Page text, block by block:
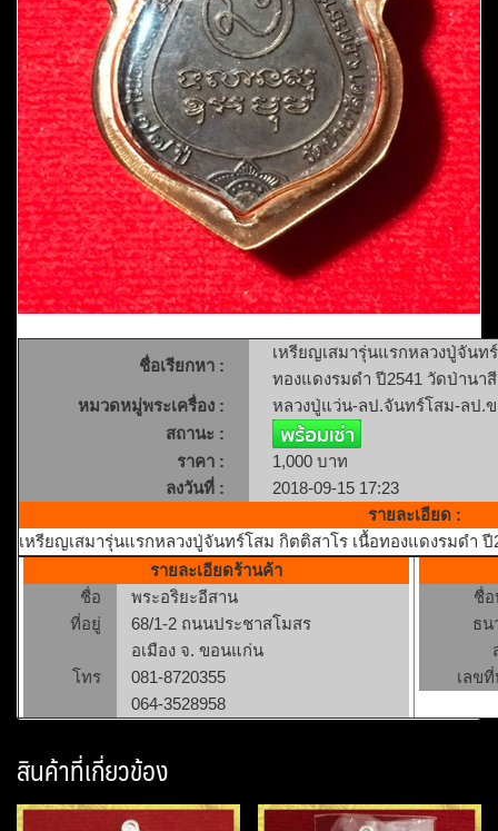
ชื่อเรียกหา :
เหรียญเสมารุ่นแรกหลวงปู่จันท
ทองแดงรมดำ ปี2541 วัดป่านา
หมวดหมู่พระเครื่อง :
หลวงปู่แว่น-ลป.จันทร์โสม-ลป.
สถานะ :
ราคา :
1,000 บาท
ลงวันที่ :
2018-09-15 17:23
รายละเอียด :
เหรียญเสมารุ่นแรกหลวงปู่จันทร์โสม กิตติสาโร เนื้อทองแดงรมดำ
รายละเอียดร้านค้า
ชื่อ
พระอริยะอีสาน
ที่อยู่
68/1-2 ถนนประชาสโมสร
อเมือง จ. ขอนแก่น
โทร
081-8720355
064-3528958
ชื่
ธน
เลข
สินค้าที่เกี่ยวข้อง